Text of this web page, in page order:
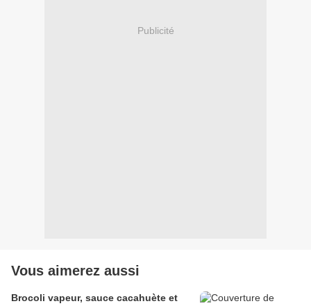
Publicité
Vous aimerez aussi
Brocoli vapeur, sauce cacahuète et